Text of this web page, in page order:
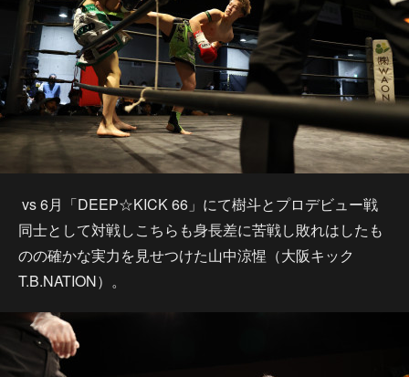
vs 6月「DEEP☆KICK 66」にて樹斗とプロデビュー戦
同士として対戦しこちらも身長差に苦戦し敗れはしたも
のの確かな実力を見せつけた山中涼惺（大阪キック
T.B.NATION）。